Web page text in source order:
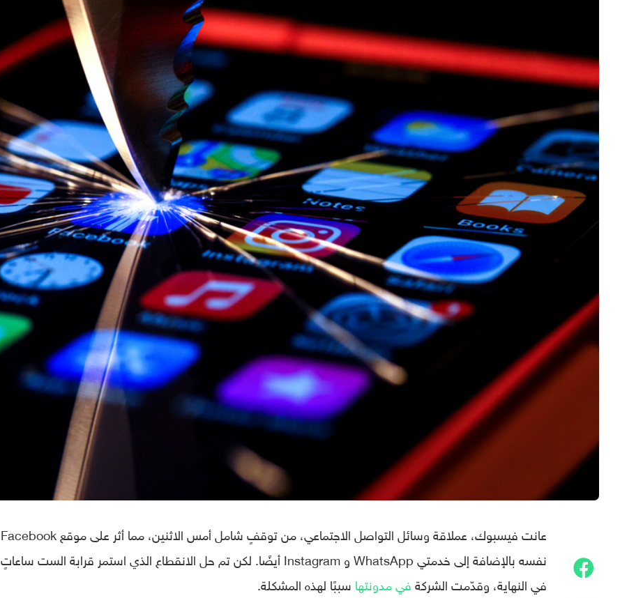
عانت فيسبوك، عملاقة وسائل التواصل الاجتماعي، من توقفٍ شامل أمس الاثنين، مما أثر على موقع Facebook
نفسه بالإضافة إلى خدمتي WhatsApp و Instagram أيضًا. لكن تم حل الانقطاع الذي استمر قرابة الست ساعاتٍ
في النهاية، وقدّمت الشركةفي مدونتها سببًا لهذه المشكلة.